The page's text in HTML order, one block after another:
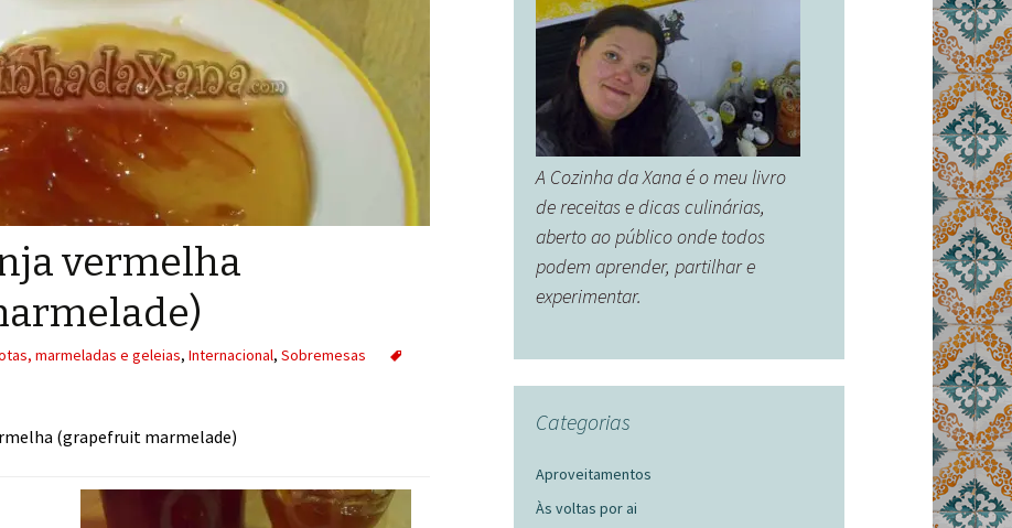
vermelha
marmeladas e geleias, Internacional, Sobremesas
(grapefruit marmelade)
A Cozinha da Xana é o meu livro
de receitas e dicas culinárias,
aberto ao público onde todos
podem aprender, partilhar e
experimentar.
Categorias
Aproveitamentos
Às voltas por ai